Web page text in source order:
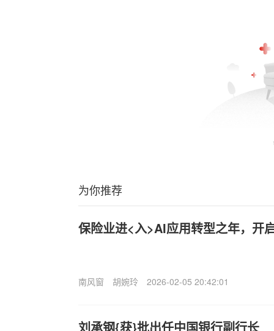
为你推荐
保险业进<入>AI应用转型之年，开
南风窗 胡婉玲 2026-02-05 20:42:01
刘承钢{获}批出任中国银行副行长